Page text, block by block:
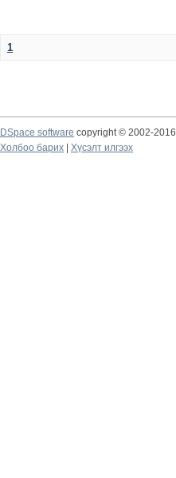
1
DSpace software copyright © 2002-2016
Холбоо барих
Хүсэлт илгээх